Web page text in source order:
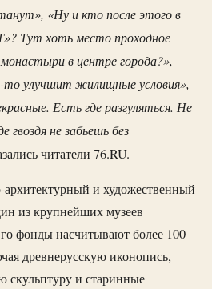
«Ну и кто после этого в
Тут хоть место проходное
в центре города?»,
улучшит жилищные условия»,
Есть где разгуляться. Не
не забьешь без
читатели 76.RU.
архитектурный и художественный
из крупнейших музеев
фонды насчитывают более 100
древнерусскую иконопись,
скульптуру и старинные